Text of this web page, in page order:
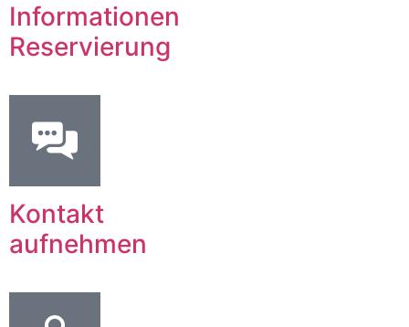
Informationen
Reservierung
Kontakt
aufnehmen